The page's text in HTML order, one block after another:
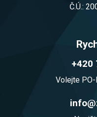
Č.Ú.:
+420
Volejte